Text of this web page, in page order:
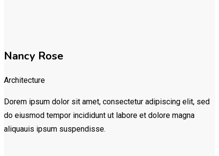
Nancy Rose
Architecture
Dorem ipsum dolor sit amet, consectetur adipiscing elit, sed
do eiusmod tempor incididunt ut labore et dolore magna
aliquauis ipsum suspendisse.